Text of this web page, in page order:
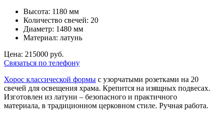
Высота: 1180 мм
Количество свечей: 20
Диаметр: 1480 мм
Материал: латунь
Цена: 215000 руб.
Связаться по телефону
Хорос классической формы с узорчатыми розетками на 20
свечей для освещения храма. Крепится на изящных подвесах.
Изготовлен из латуни – безопасного и практичного
материала, в традиционном церковном стиле. Ручная работа.